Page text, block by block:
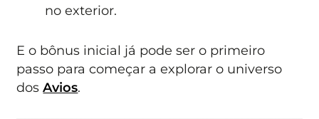
no exterior.
E o bônus inicial já pode ser o primeiro
passo para começar a explorar o universo
dosAvios.